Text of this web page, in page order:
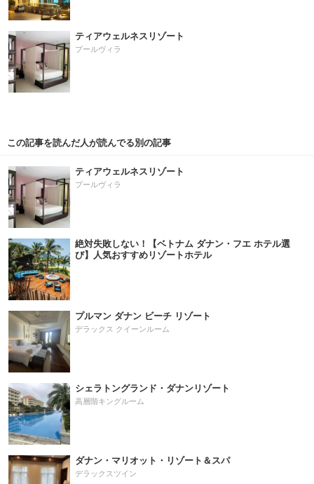
ティアウェルネスリゾート
プールヴィラ
この記事を読んだ人が読んでる別の記事
ティアウェルネスリゾート
プールヴィラ
絶対失敗しない！【ベトナム ダナン・フエ ホテル選
び】人気おすすめリゾートホテル
プルマン ダナン ビーチ リゾート
デラックス クイーンルーム
シェラトングランド・ダナンリゾート
高層階キングルーム
ダナン・マリオット・リゾート＆スパ
デラックスツイン